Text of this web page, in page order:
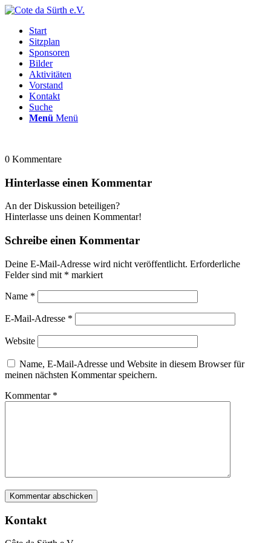
Start
Sitzplan
Sponsoren
Bilder
Aktivitäten
Vorstand
Kontakt
Suche
Menü Menü
0 Kommentare
Hinterlasse einen Kommentar
An der Diskussion beteiligen?
Hinterlasse uns deinen Kommentar!
Schreibe einen Kommentar
Deine E-Mail-Adresse wird nicht veröffentlicht. Erforderliche
Felder sind mit * markiert
Name *
E-Mail-Adresse *
Website
Name, E-Mail-Adresse und Website in diesem Browser für
meinen nächsten Kommentar speichern.
Kommentar *
Kontakt